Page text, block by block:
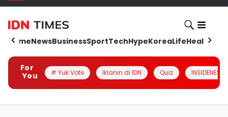
HomeNewsBusinessSportTechHypeKoreaLifeHealth
For
You
# Yuk Vote Iklanin di IDN Quiz INSIDENESIA